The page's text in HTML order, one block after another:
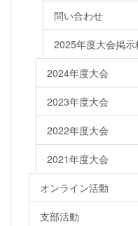
問い合わせ
2025年度大会掲示
2024年度大会
2023年度大会
2022年度大会
2021年度大会
オンライン活動
支部活動